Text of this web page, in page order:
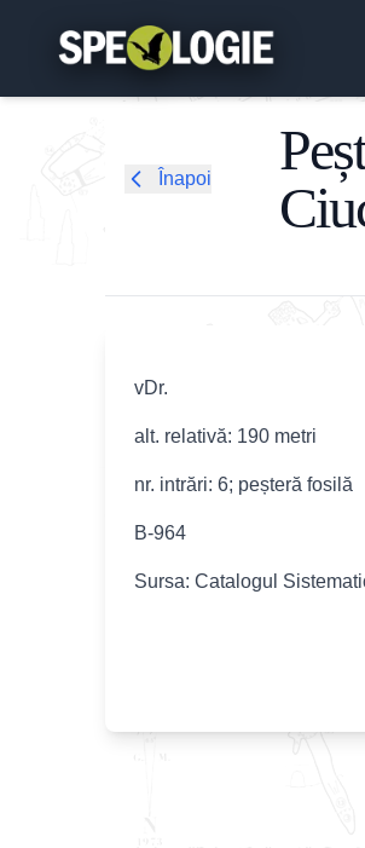
Înapoi
vDr.
alt. relativă: 190 metri
nr. intrări: 6; peșteră fosilă
B-964
Sursa: Catalogul